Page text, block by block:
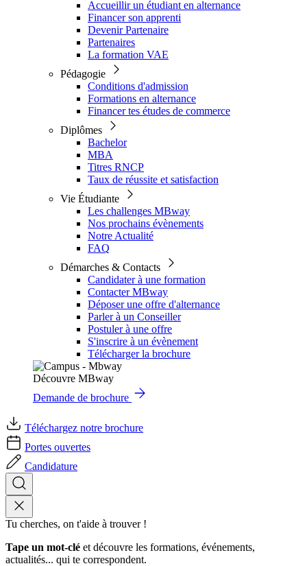
Accueillir un étudiant en alternance
Financer son apprenti
Devenir Partenaire
Partenaires
La formation VAE
Pédagogie
Conditions d'admission
Formations en alternance
Financer tes études de commerce
Diplômes
Bachelor
MBA
Titres RNCP
Taux de réussite et satisfaction
Vie Étudiante
Les challenges MBway
Nos prochains évènements
Notre Actualité
FAQ
Démarches & Contacts
Candidater à une formation
Contacter MBway
Déposer une offre d'alternance
Parler à un Conseiller
Postuler à une offre
S'inscrire à un évènement
Télécharger la brochure
Découvre MBway
Demande de brochure
Téléchargez notre brochure
Portes ouvertes
Candidature
Tu cherches, on t'aide à trouver !
Tape un mot-clé et découvre les formations, événements,
actualités... qui te correspondent.